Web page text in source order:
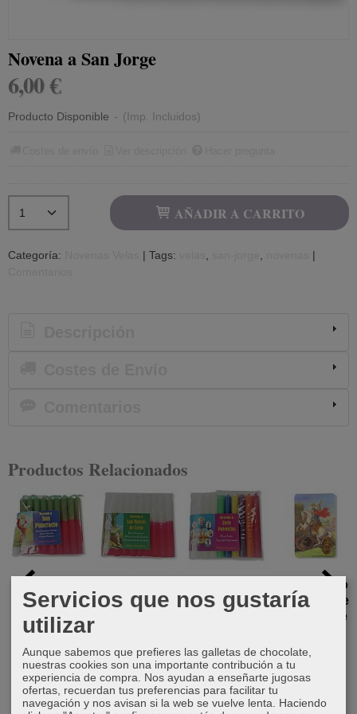
Novena a San Jorge
6,00 €
Producto Disponible - (Imp. Incluidos)
AÑADIR A CARRITO
Categoría: | Tags:
|
Productos Relacionados
San
Pancracio
San Marcos
de León
Potencias
Estampa con
medalla de
San Jorge
Servicios que nos gustaría
utilizar
Aunque sabemos que prefieres las galletas de chocolate,
nuestras cookies son una importante contribución a tu
experiencia de compra. Nos ayudan a enseñarte jugosas
ofertas, recuerdan tus preferencias para facilitar tu
navegación y nos avisan si la web se vuelve lenta. Haciendo